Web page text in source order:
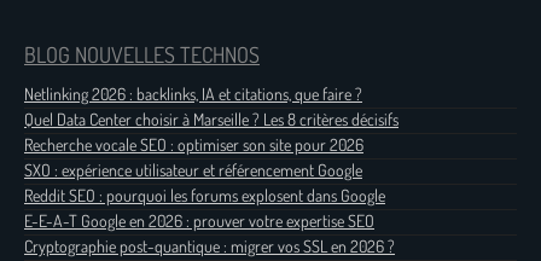
BLOG NOUVELLES TECHNOS
Netlinking 2026 : backlinks, IA et citations, que faire ?
Quel Data Center choisir à Marseille ? Les 8 critères décisifs
Recherche vocale SEO : optimiser son site pour 2026
SXO : expérience utilisateur et référencement Google
Reddit SEO : pourquoi les forums explosent dans Google
E-E-A-T Google en 2026 : prouver votre expertise SEO
Cryptographie post-quantique : migrer vos SSL en 2026 ?